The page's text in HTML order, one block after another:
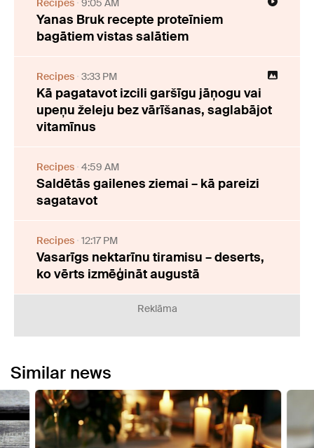
Recipes 9:05 AM
Yanas Bruk recepte proteīniem
bagātiem vistas salātiem
Recipes 3:33 PM
Kā pagatavot izcili garšīgu jāņogu vai
upeņu želeju bez vārīšanas, saglabājot
vitamīnus
Recipes 4:59 AM
Saldētās gailenes ziemai – kā pareizi
sagatavot
Recipes 12:17 PM
Vasarīgs nektarīnu tiramisu – deserts,
ko vērts izmēģināt augustā
Reklāma
Similar news